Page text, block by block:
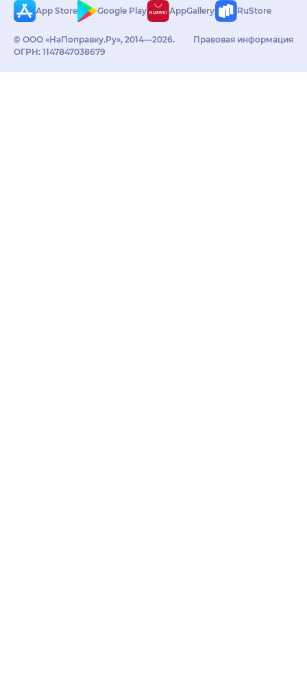
App Store
Google Play AppGallery RuStore
© ООО «НаПоправку.Ру», 2014—2026.
ОГРН: 1147847038679
Правовая информация